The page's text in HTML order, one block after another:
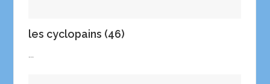
les cyclopains (46)
...